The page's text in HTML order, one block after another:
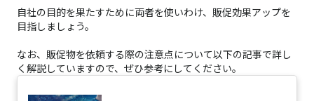
自社の目的を果たすために両者を使いわけ、販促効果アップを
目指しましょう。
なお、販促物を依頼する際の注意点について以下の記事で詳し
く解説していますので、ぜひ参考にしてください。